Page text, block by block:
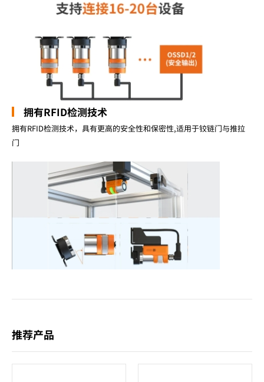
拥有RFID检测技术
拥有RFID检测技术，具有更高的安全性和保密性,适用于铰链门与推拉
门
推荐产品